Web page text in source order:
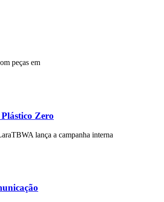
peças em
Zero
lança a campanha interna